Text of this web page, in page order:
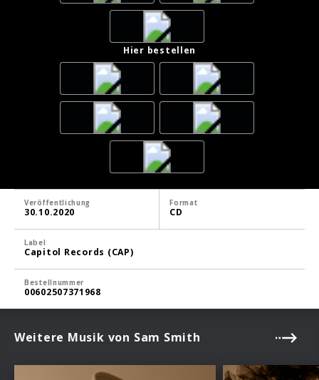
Hier bestellen
Veröffentlichung
30.10.2020
Format
CD
Label
Capitol Records (CAP)
Bestellnummer
00602507371968
Weitere Musik von Sam Smith